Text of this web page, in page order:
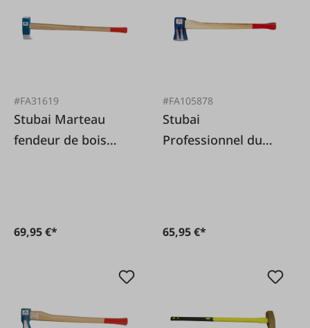
#FA31619
Stubai Marteau
fendeur de bois
69,95 €*
#FA105878
Stubai
Professionnel du
65,95 €*